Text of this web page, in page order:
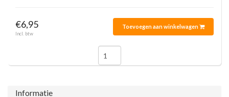
€6,95
Incl. btw
Toevoegen aan winkelwagen
Informatie